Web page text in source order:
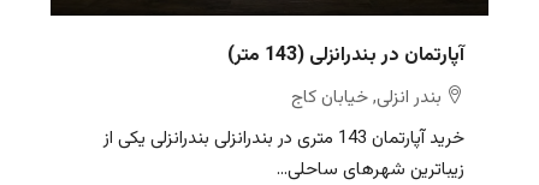
آپارتمان در بندرانزلی (143 متر)
بندر انزلی, خیابان کاج
خرید آپارتمان 143 متری در بندرانزلی بندرانزلی یکی از
زیباترین شهرهای ساحلی...